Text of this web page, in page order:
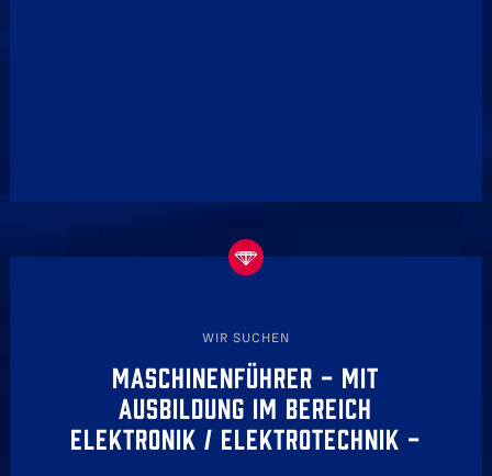
WIR SUCHEN
MASCHINENFÜHRER - MIT
AUSBILDUNG IM BEREICH
ELEKTRONIK / ELEKTROTECHNIK -